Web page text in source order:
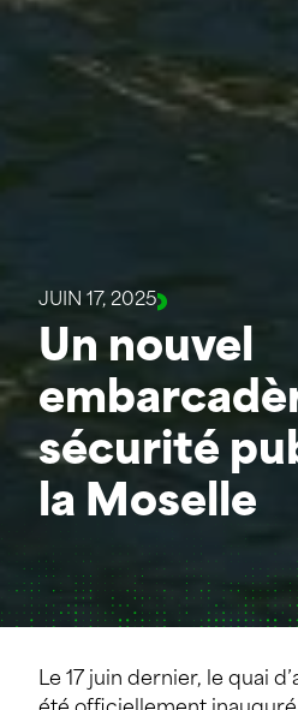
JUIN 17, 2025
Un nouvel
sécurité
la Moselle
Le 17 juin dernier, le quai